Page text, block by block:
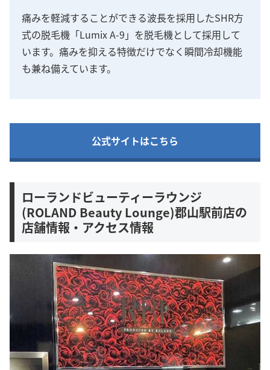
痛みを軽減することができる波長を採用したSHR方
式の脱毛機「Lumix A-9」を脱毛機として採用して
います。痛みを抑える特徴だけでなく瞬間冷却機能
も兼ね備えています。
公式サイトはこちら
ローランドビューティーラウンジ
(ROLAND Beauty Lounge)郡山駅前店の
店舗情報・アクセス情報